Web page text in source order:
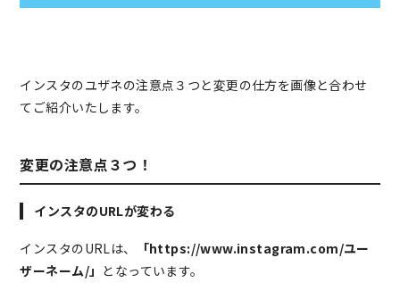
インスタのユザネの注意点３つと変更の仕方を画像と合わせ
てご紹介いたします。
変更の注意点３つ！
インスタのURLが変わる
インスタのURLは、
「https://www.instagram.com/ユー
ザーネーム/」 となっています。